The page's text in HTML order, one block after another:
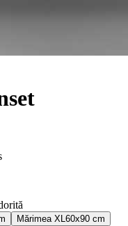
Mărimea XL 60x90 cm